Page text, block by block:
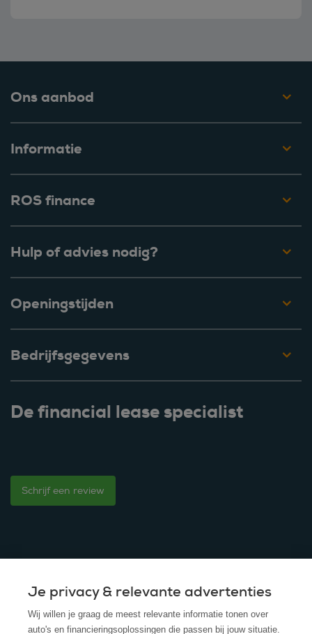
Ons aanbod
Informatie
ROS finance
Hulp of advies nodig?
Openingstijden
Bedrijfsgegevens
De financial lease specialist
Schrijf een review
© 2025 - ROS Krediet Service
Algemene Voorwaarden
Je privacy & relevante advertenties
Wij willen je graag de meest relevante informatie tonen over
auto's en financieringsoplossingen die passen bij jouw situatie.